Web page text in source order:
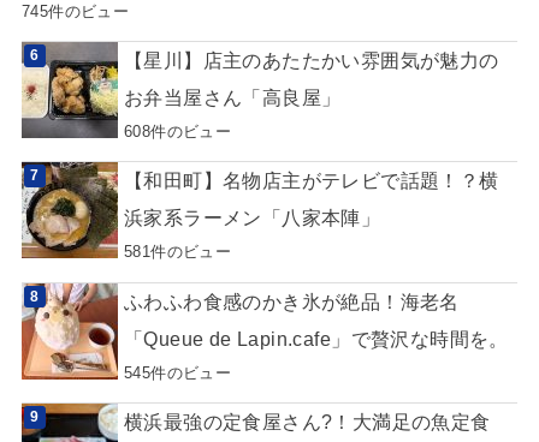
745件のビュー
【星川】店主のあたたかい雰囲気が魅力の
お弁当屋さん「高良屋」
608件のビュー
【和田町】名物店主がテレビで話題！？横
浜家系ラーメン「八家本陣」
581件のビュー
ふわふわ食感のかき氷が絶品！海老名
「Queue de Lapin.cafe」で贅沢な時間を。
545件のビュー
横浜最強の定食屋さん?！大満足の魚定食